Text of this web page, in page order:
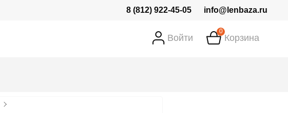
8 (812) 922-45-05 info@lenbaza.ru
Войти Корзина
0